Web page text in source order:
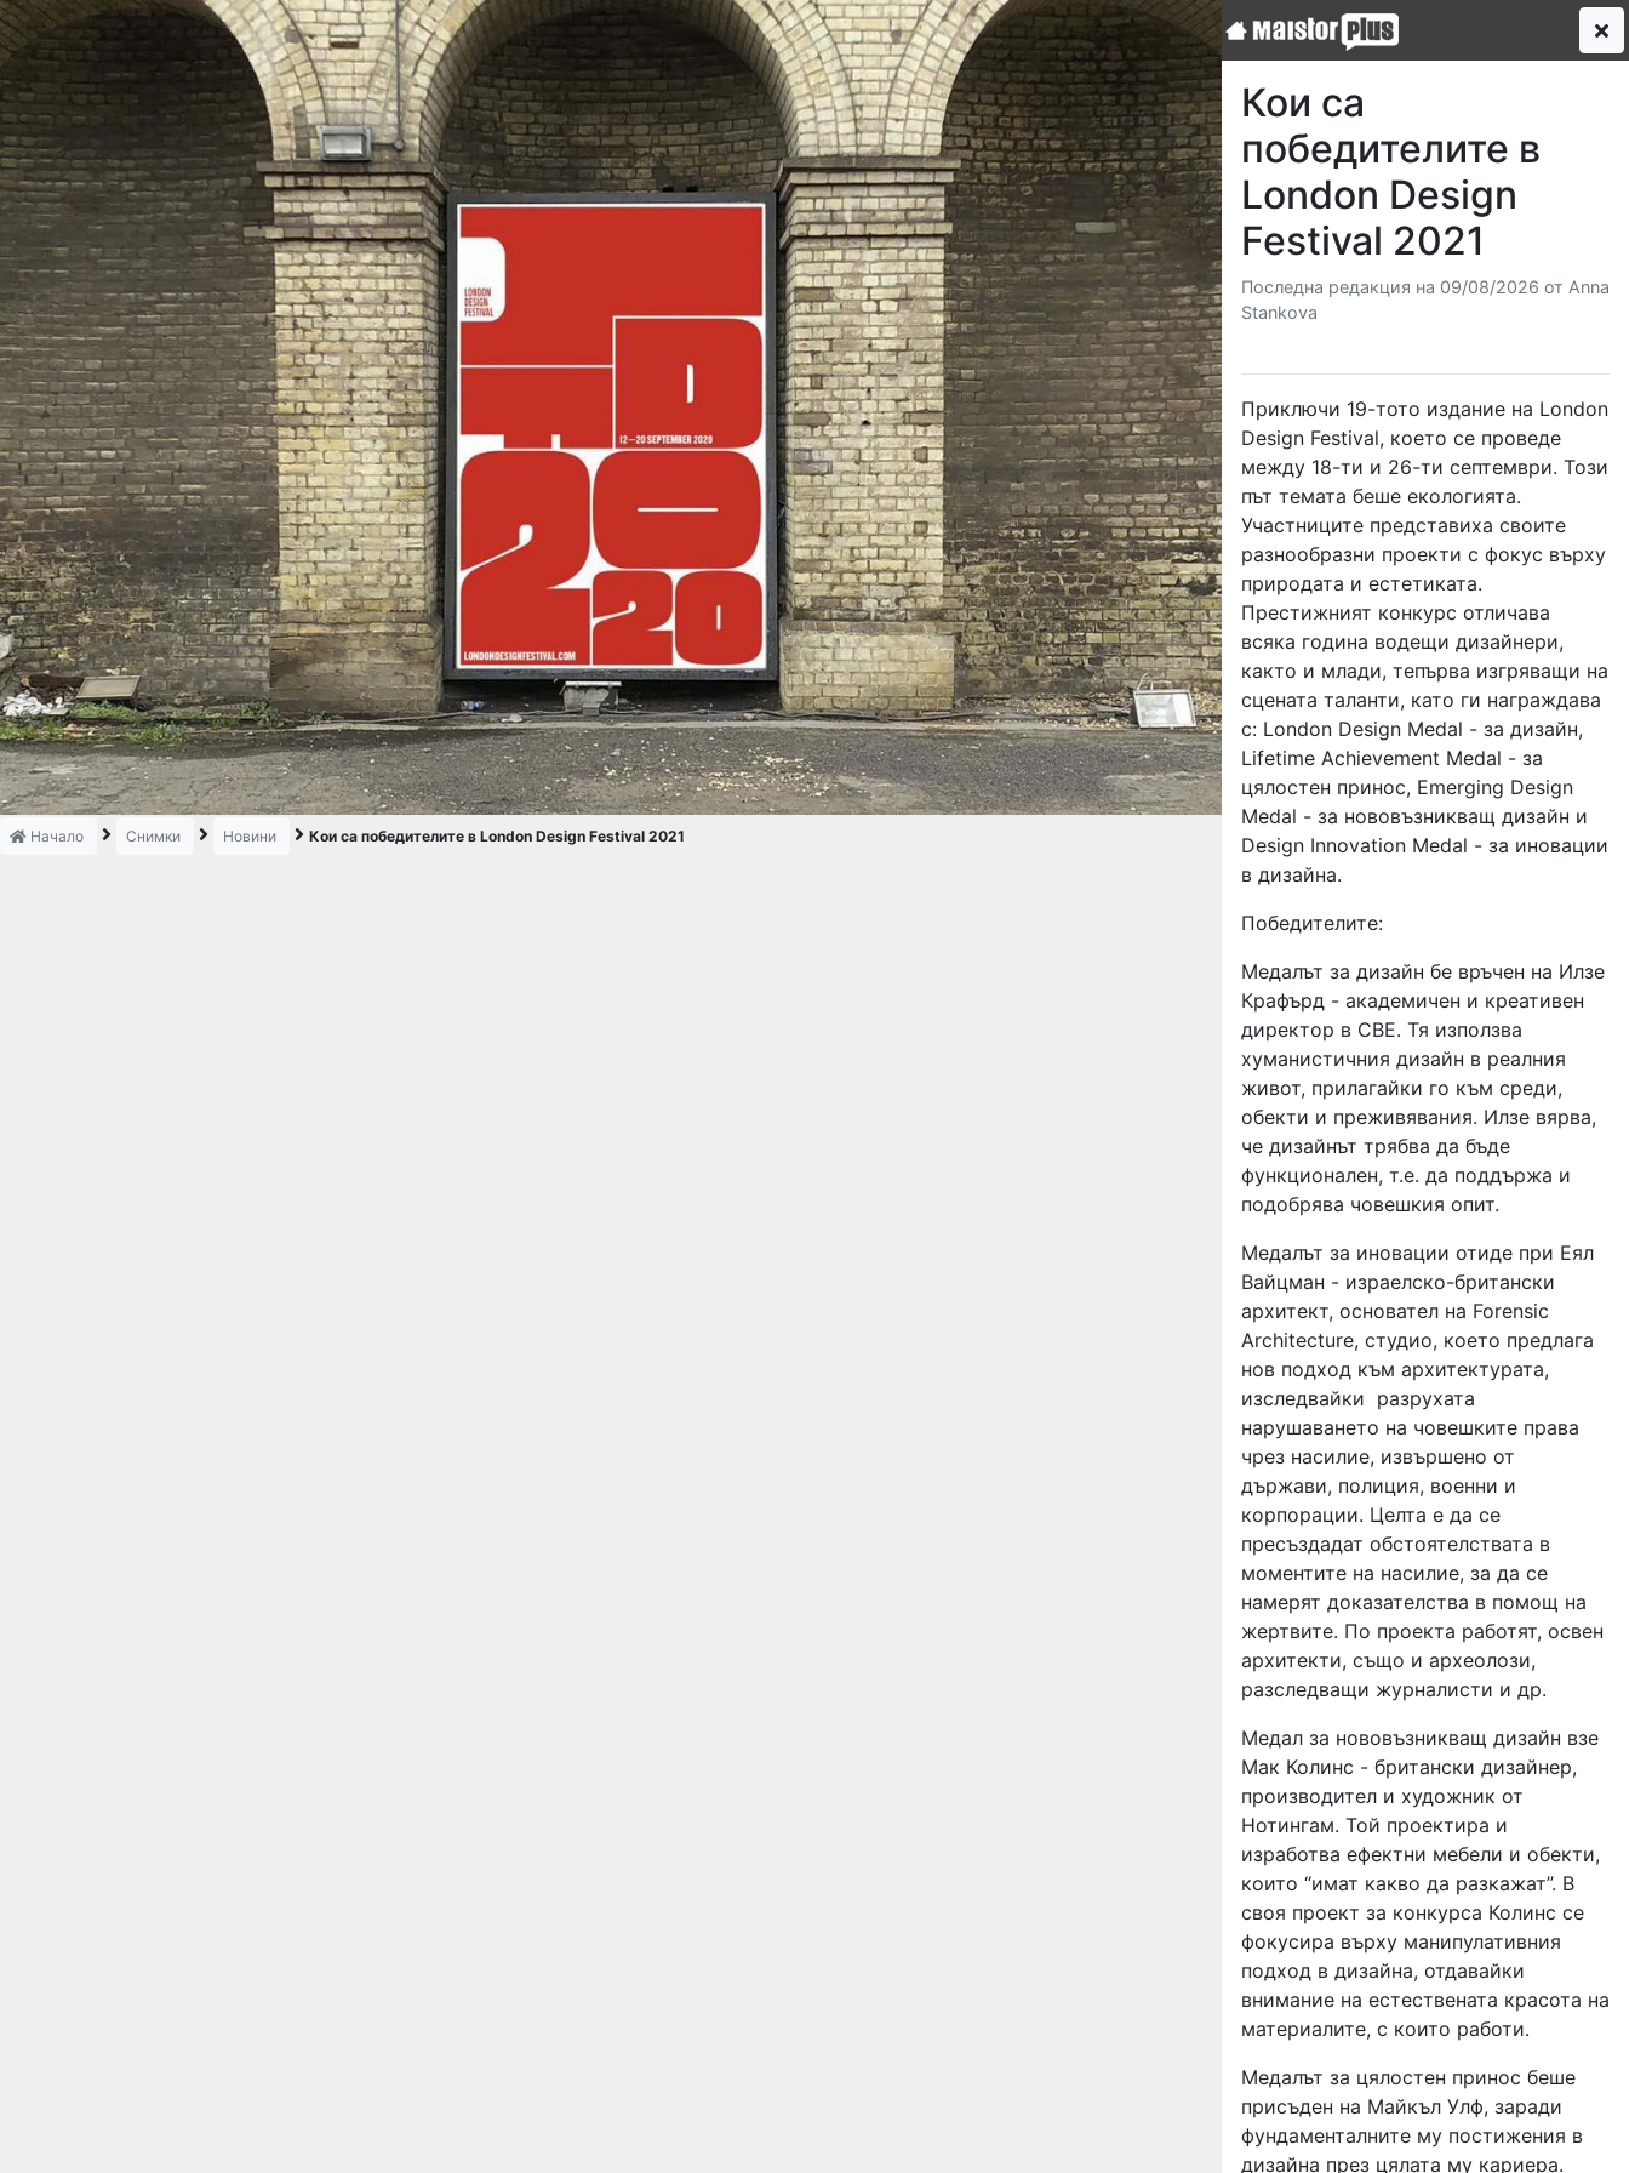
Начало Снимки Новини Кои са победителите в London Design Festival 2021
Кои са
победителите в
London Design
Festival 2021
Последна редакция на 09/08/2026 от Anna
Stankova
Приключи 19-тото издание на London
Design Festival, което се проведе
между 18-ти и 26-ти септември. Този
път темата беше екологията.
Участниците представиха своите
разнообразни проекти с фокус върху
природата и естетиката.
Престижният конкурс отличава
всяка година водещи дизайнери,
както и млади, тепърва изгряващи на
сцената таланти, като ги награждава
с: London Design Medal - за дизайн,
Lifetime Achievement Medal - за
цялостен принос, Emerging Design
Medal - за нововъзникващ дизайн и
Design Innovation Medal - за иновации
в дизайна.
Победителите:
Медалът за дизайн бе връчен на Илзе
Крафърд - академичен и креативен
директор в CBE. Тя използва
хуманистичния дизайн в реалния
живот, прилагайки го към среди,
обекти и преживявания. Илзе вярва,
че дизайнът трябва да бъде
функционален, т.е. да поддържа и
подобрява човешкия опит.
Медалът за иновации отиде при Еял
Вайцман - израелско-британски
архитект, основател на Forensic
Architecture, студио, което предлага
нов подход към архитектурата,
изследвайки разрухата
нарушаването на човешките права
чрез насилие, извършено от
държави, полиция, военни и
корпорации. Целта е да се
пресъздадат обстоятелствата в
моментите на насилие, за да се
намерят доказателства в помощ на
жертвите. По проекта работят, освен
архитекти, също и археолози,
разследващи журналисти и др.
Медал за нововъзникващ дизайн взе
Мак Колинс - британски дизайнер,
производител и художник от
Нотингам. Той проектира и
изработва ефектни мебели и обекти,
които “имат какво да разкажат”. В
своя проект за конкурса Колинс се
фокусира върху манипулативния
подход в дизайна, отдавайки
внимание на естествената красота на
материалите, с които работи.
Медалът за цялостен принос беше
присъден на Майкъл Улф, заради
фундаменталните му постижения в
дизайна през цялата му кариера.